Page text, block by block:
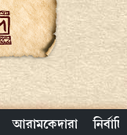
আরামকেদারা